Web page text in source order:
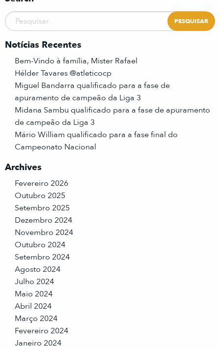
Notícias Recentes
Bem-Vindo à família, Mister Rafael
Hélder Tavares @atleticocp
Miguel Bandarra qualificado para a fase de
apuramento de campeão da Liga 3
Midana Sambu qualificado para a fase de apuramento
de campeão da Liga 3
Mário William qualificado para a fase final do
Campeonato Nacional
Archives
Fevereiro 2026
Outubro 2025
Setembro 2025
Dezembro 2024
Novembro 2024
Outubro 2024
Setembro 2024
Agosto 2024
Julho 2024
Maio 2024
Abril 2024
Março 2024
Fevereiro 2024
Janeiro 2024